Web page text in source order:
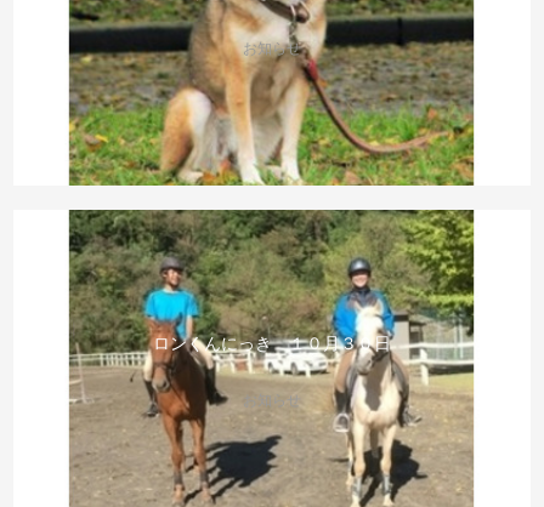
お知らせ
ロンくんにっき １０月３０日
お知らせ